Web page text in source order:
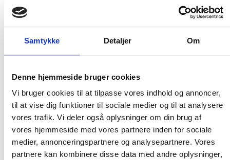
Samtykke Detaljer Om
Denne hjemmeside bruger cookies
Vi bruger cookies til at tilpasse vores indhold og annoncer,
til at vise dig funktioner til sociale medier og til at analysere
vores trafik. Vi deler også oplysninger om din brug af
vores hjemmeside med vores partnere inden for sociale
medier, annonceringspartnere og analysepartnere. Vores
partnere kan kombinere disse data med andre oplysninger,
NEW BALANCE LOGIC BOA
New Balance
Flere varianter
NEW BALANCE 515 SR
New Balance